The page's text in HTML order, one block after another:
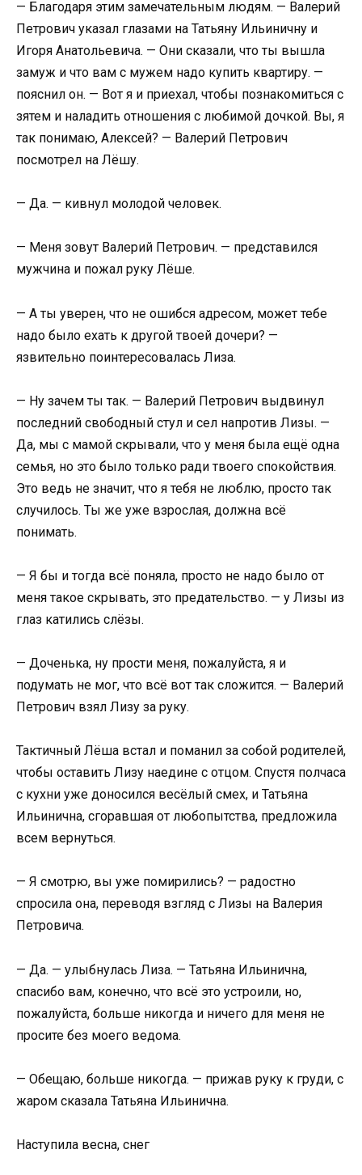
— Благодаря этим замечательным людям. — Валерий
Петрович указал глазами на Татьяну Ильиничну и
Игоря Анатольевича. — Они сказали, что ты вышла
замуж и что вам с мужем надо купить квартиру. —
пояснил он. — Вот я и приехал, чтобы познакомиться с
зятем и наладить отношения с любимой дочкой. Вы, я
так понимаю, Алексей? — Валерий Петрович
посмотрел на Лёшу.
— Да. — кивнул молодой человек.
— Меня зовут Валерий Петрович. — представился
мужчина и пожал руку Лёше.
— А ты уверен, что не ошибся адресом, может тебе
надо было ехать к другой твоей дочери? —
язвительно поинтересовалась Лиза.
— Ну зачем ты так. — Валерий Петрович выдвинул
последний свободный стул и сел напротив Лизы. —
Да, мы с мамой скрывали, что у меня была ещё одна
семья, но это было только ради твоего спокойствия.
Это ведь не значит, что я тебя не люблю, просто так
случилось. Ты же уже взрослая, должна всё
понимать.
— Я бы и тогда всё поняла, просто не надо было от
меня такое скрывать, это предательство. — у Лизы из
глаз катились слёзы.
— Доченька, ну прости меня, пожалуйста, я и
подумать не мог, что всё вот так сложится. — Валерий
Петрович взял Лизу за руку.
Тактичный Лёша встал и поманил за собой родителей,
чтобы оставить Лизу наедине с отцом. Спустя полчаса
с кухни уже доносился весёлый смех, и Татьяна
Ильинична, сгоравшая от любопытства, предложила
всем вернуться.
— Я смотрю, вы уже помирились? — радостно
спросила она, переводя взгляд с Лизы на Валерия
Петровича.
— Да. — улыбнулась Лиза. — Татьяна Ильинична,
спасибо вам, конечно, что всё это устроили, но,
пожалуйста, больше никогда и ничего для меня не
просите без моего ведома.
— Обещаю, больше никогда. — прижав руку к груди, с
жаром сказала Татьяна Ильинична.
Наступила весна, снег